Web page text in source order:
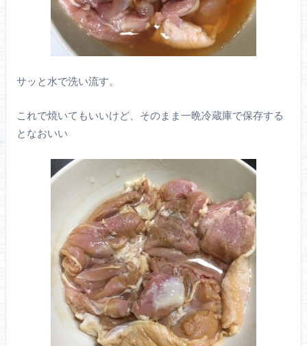
サッと水で洗い流す。
これで焼いてもいいけど、そのまま一晩冷蔵庫で保存する
となおいい